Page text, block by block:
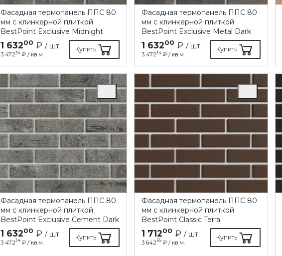
Фасадная термопанель ППC 80
мм с клинкерной плиткой
BestPoint Exclusive Midnight
1 63200 ₽ / шт.
3 47234₽ / кв.м.
Купить
Фасадная термопанель ППC 80
мм с клинкерной плиткой
BestPoint Exclusive Metal Dark
1 63200 ₽ / шт.
3 47234 ₽ / кв.м.
Купить
Фасадная термопанель ППC 80
мм с клинкерной плиткой
BestPoint Exclusive Cement Dark
1 63200 ₽ / шт.
3 47234₽ / кв.м.
Купить
Фасадная термопанель ППC 80
мм с клинкерной плиткой
BestPoint Classic Terra
1 71200 ₽ / шт.
3 64255 ₽ / кв.м.
Купить